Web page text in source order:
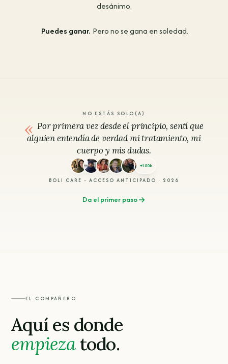
desánimo.
Puedes ganar. Pero no se gana en soledad.
NO ESTÁS SOLO(A)
« Por primera vez desde el principio, sentí que
alguien entendía de verdad mi tratamiento, mi
cuerpo y mis dudas.
+100k
BOLI CARE - ACCESO ANTICIPADO · 2026
Da el primer paso
EL COMPAÑERO
Aquí es donde
empiezatodo.